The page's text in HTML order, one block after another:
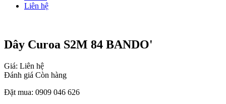
Liên hệ
Dây Curoa S2M 84 BANDO'
Giá: Liên hệ
Đánh giá Còn hàng
Đặt mua: 0909 046 626